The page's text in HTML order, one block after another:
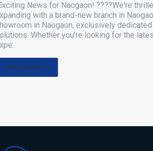
News for Naogaon! ????We're
with a brand-new branch in
in Naogaon, exclusively
Whether you're looking for the
READ MORE